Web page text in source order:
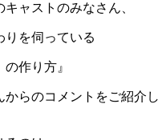
ャストのみなさん、
りを伺っている
作り方』
らのコメントをご紹介し